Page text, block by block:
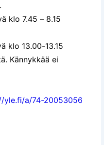
klo 7.45 – 8.15
klo 13.00-13.15
Kännykkää ei
yle.fi/a/74-20053056